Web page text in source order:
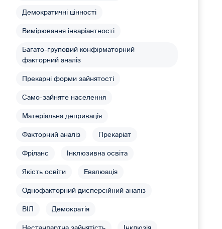
Демократичні цінності
Вимірювання інваріантності
Багато-груповий конфірматорний
факторний аналіз
Прекарні форми зайнятості
Само-зайняте населення
Матеріальна депривація
Факторний аналіз Прекаріат
Фріланс Інклюзивна освіта
Якість освіти Евалюація
Однофакторний дисперсійний аналіз
ВІЛ Демократія